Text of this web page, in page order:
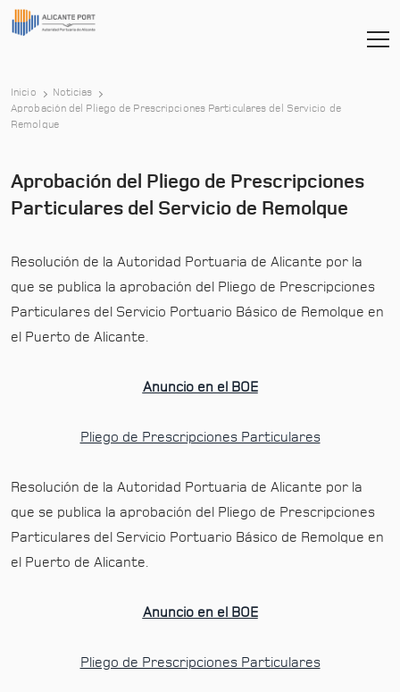
Inicio
Noticias
Aprobación del Pliego de Prescripciones Particulares del Servicio de
Remolque
Aprobación del Pliego de Prescripciones
Particulares del Servicio de Remolque
Resolución de la Autoridad Portuaria de Alicante por la
que se publica la aprobación del Pliego de Prescripciones
Particulares del Servicio Portuario Básico de Remolque en
el Puerto de Alicante.
Anuncio en el BOE
Pliego de Prescripciones Particulares
Resolución de la Autoridad Portuaria de Alicante por la
que se publica la aprobación del Pliego de Prescripciones
Particulares del Servicio Portuario Básico de Remolque en
el Puerto de Alicante.
Anuncio en el BOE
Pliego de Prescripciones Particulares